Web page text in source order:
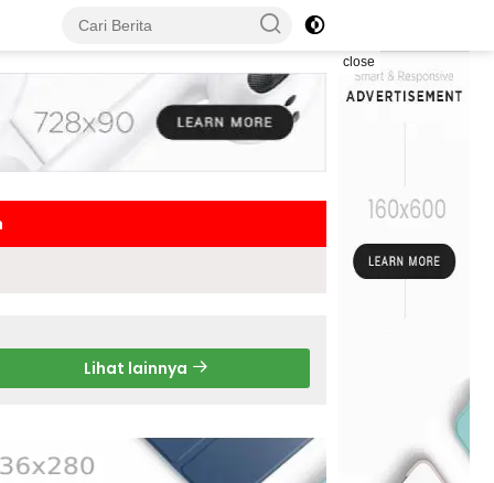
close
Lihat lainnya